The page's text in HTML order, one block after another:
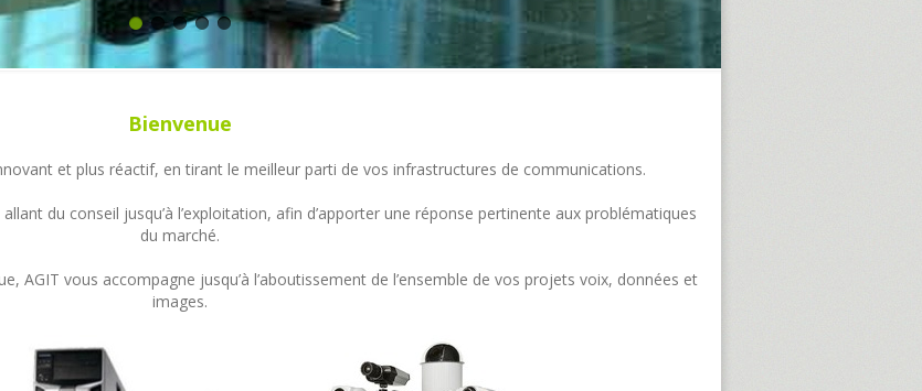
Bienvenue
et plus réactif, en tirant le meilleur parti de vos infrastructures de communications.
du conseil jusqu’à l’exploitation, afin d’apporter une réponse pertinente aux problématiques
du marché.
AGIT vous accompagne jusqu’à l’aboutissement de l’ensemble de vos projets voix, données et
images.